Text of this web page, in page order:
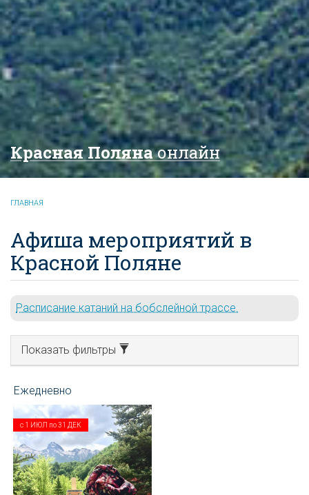
Красная Полянаонлайн
ГЛАВНАЯ
Афиша мероприятий в
Красной Поляне
Расписание катаний на бобслейной трассе.
Показать фильтры
с 1 ИЮЛ по31 ДЕК